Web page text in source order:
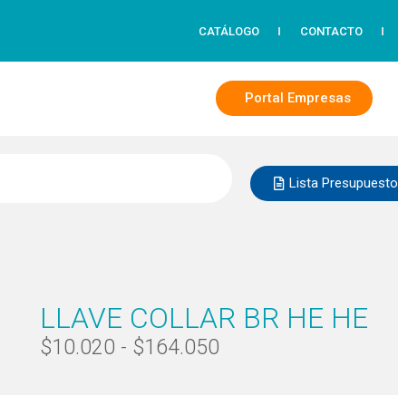
CATÁLOGO CONTACTO
Portal Empresas
Lista Presupuesto
LLAVE COLLAR BR HE HE
$10.020 - $164.050